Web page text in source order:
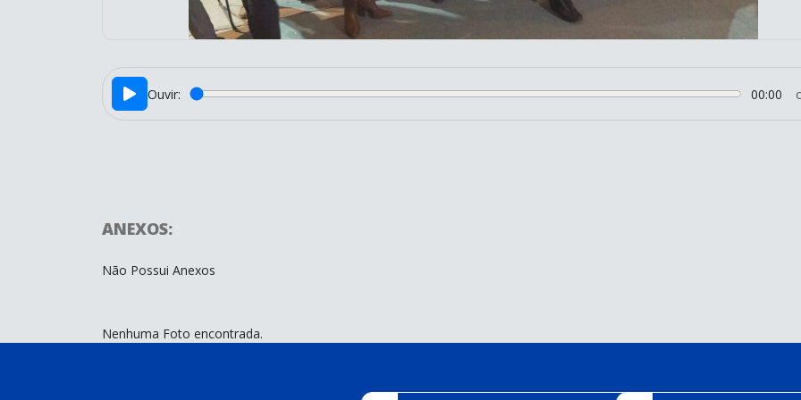
Ouvir: 00:00
ANEXOS:
Não Possui Anexos
Nenhuma Foto encontrada.